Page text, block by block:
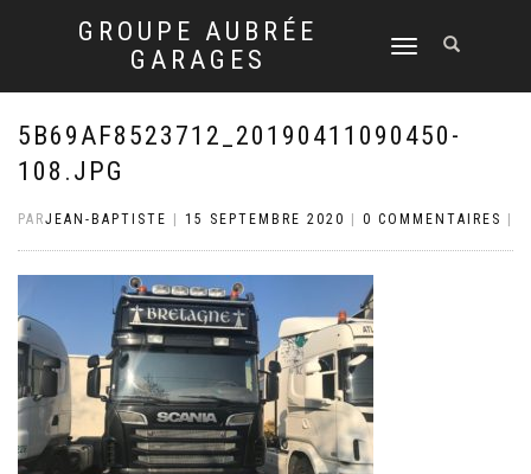
GROUPE AUBRÉE
GARAGES
DÉPLIER
NAVIGATION
5B69AF8523712_20190411090450-
108.JPG
PARJEAN-BAPTISTE 15 SEPTEMBRE 2020 0 COMMENTAIRES